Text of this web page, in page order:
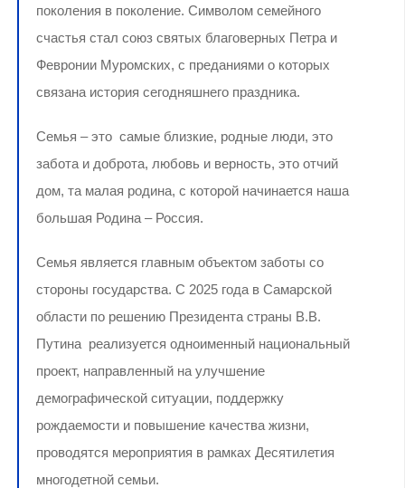
поколения в поколение. Символом семейного
счастья стал союз святых благоверных Петра и
Февронии Муромских, с преданиями о которых
связана история сегодняшнего праздника.
Семья – это самые близкие, родные люди, это
забота и доброта, любовь и верность, это отчий
дом, та малая родина, с которой начинается наша
большая Родина – Россия.
Семья является главным объектом заботы со
стороны государства. С 2025 года в Самарской
области по решению Президента страны В.В.
Путина реализуется одноименный национальный
проект, направленный на улучшение
демографической ситуации, поддержку
рождаемости и повышение качества жизни,
проводятся мероприятия в рамках Десятилетия
многодетной семьи.